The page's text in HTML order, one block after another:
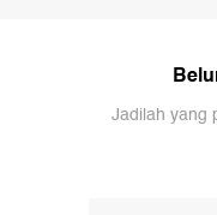
Jadilah yang